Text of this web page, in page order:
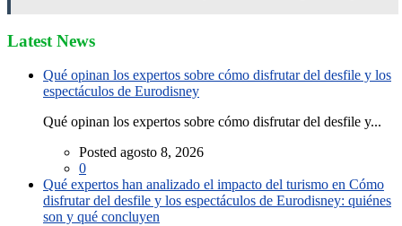
Latest News
Qué opinan los expertos sobre cómo disfrutar del desfile y los
espectáculos de Eurodisney
Qué opinan los expertos sobre cómo disfrutar del desfile y...
Posted agosto 8, 2026
0
Qué expertos han analizado el impacto del turismo en Cómo
disfrutar del desfile y los espectáculos de Eurodisney: quiénes
son y qué concluyen